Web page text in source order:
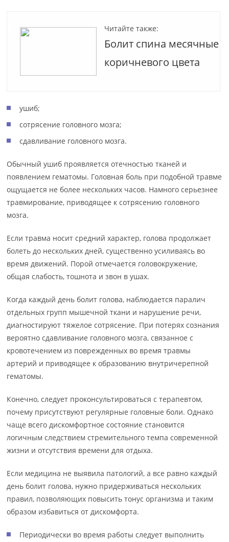
Читайте также:
Болит спина месячные
коричневого цвета
ушиб;
сотрясение головного мозга;
сдавливание головного мозга.
Обычный ушиб проявляется отечностью тканей и
появлением гематомы. Головная боль при подобной травме
ощущается не более нескольких часов. Намного серьезнее
травмирование, приводящее к сотрясению головного
мозга.
Если травма носит средний характер, голова продолжает
болеть до нескольких дней, существенно усиливаясь во
время движений. Порой отмечается головокружение,
общая слабость, тошнота и звон в ушах.
Когда каждый день болит голова, наблюдается паралич
отдельных групп мышечной ткани и нарушение речи,
диагностируют тяжелое сотрясение. При потерях сознания
вероятно сдавливание головного мозга, связанное с
кровотечением из поврежденных во время травмы
артерий и приводящее к образованию внутричерепной
гематомы.
Конечно, следует проконсультироваться с терапевтом,
почему присутствуют регулярные головные боли. Однако
чаще всего дискомфортное состояние становится
логичным следствием стремительного темпа современной
жизни и отсутствия времени для отдыха.
Если медицина не выявила патологий, а все равно каждый
день болит голова, нужно придерживаться нескольких
правил, позволяющих повысить тонус организма и таким
образом избавиться от дискомфорта.
Периодически во время работы следует выполнить